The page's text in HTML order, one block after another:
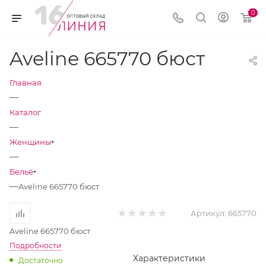
0
Aveline 665770 бюст
Главная
—
Каталог
—
Женщины
—
Бельё
—Aveline 665770 бюст
Артикул: 665770
Aveline 665770 бюст
Подробности
Достаточно
Характеристики